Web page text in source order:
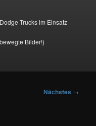
Dodge Trucks im Einsatz
Bilder!)
Nächstes →